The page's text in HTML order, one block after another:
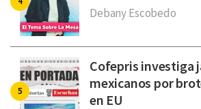
Debany Escobedo
Cofepris investiga
mexicanos por
en EU